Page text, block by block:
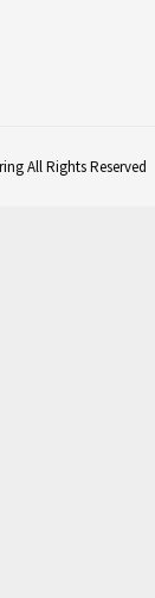
All Rights Reserved